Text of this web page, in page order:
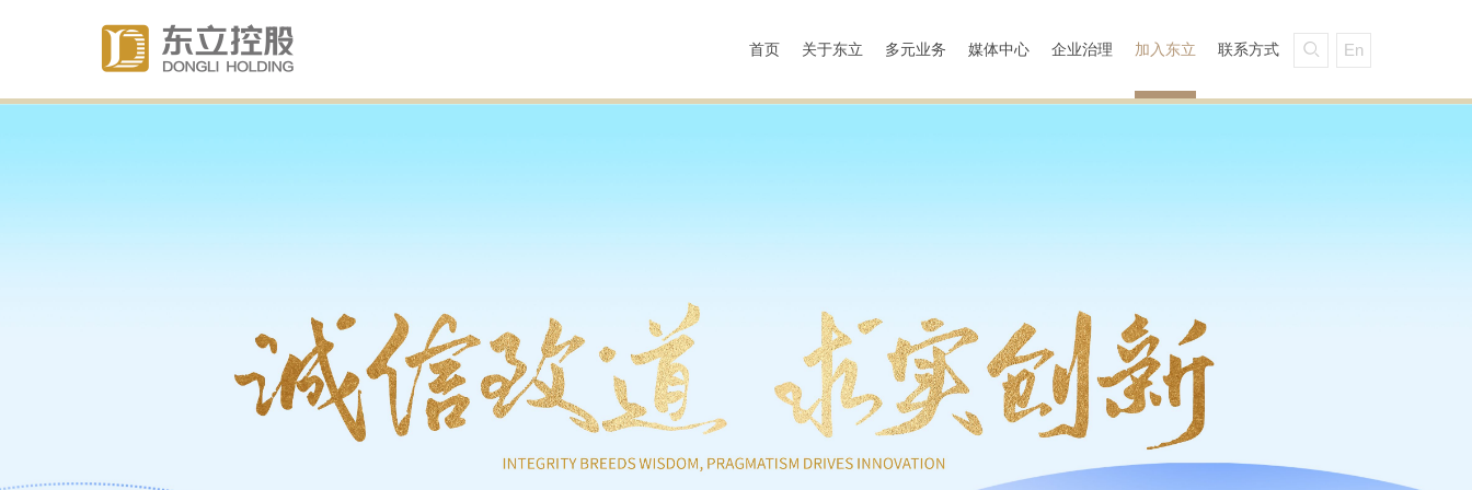
首页 关于东立 多元业务 媒体中心 企业治理 加入东立 联系方式  En